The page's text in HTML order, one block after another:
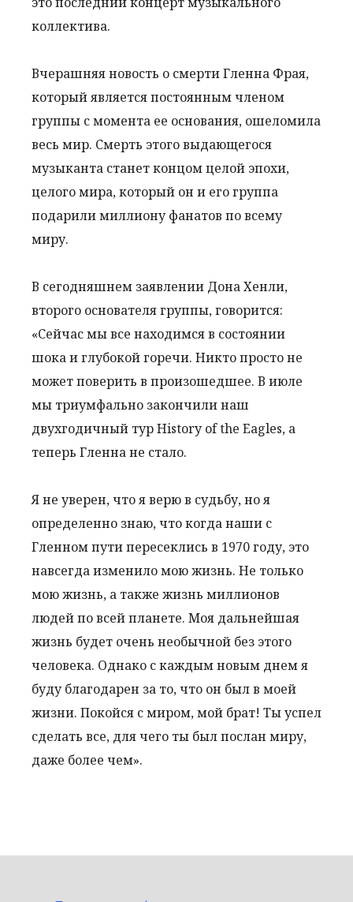
коллектива.
Вчерашняя новость о смерти Гленна Фрая,
который является постоянным членом
группы с момента ее основания, ошеломила
весь мир. Смерть этого выдающегося
музыканта станет концом целой эпохи,
целого мира, который он и его группа
подарили миллиону фанатов по всему
миру.
В сегодняшнем заявлении Дона Хенли,
второго основателя группы, говорится:
«Сейчас мы все находимся в состоянии
шока и глубокой горечи. Никто просто не
может поверить в произошедшее. В июле
мы триумфально закончили наш
двухгодичный тур History of the Eagles, а
теперь Гленна не стало.
Я не уверен, что я верю в судьбу, но я
определенно знаю, что когда наши с
Гленном пути пересеклись в 1970 году, это
навсегда изменило мою жизнь. Не только
мою жизнь, а также жизнь миллионов
людей по всей планете. Моя дальнейшая
жизнь будет очень необычной без этого
человека. Однако с каждым новым днем я
буду благодарен за то, что он был в моей
жизни. Покойся с миром, мой брат! Ты успел
сделать все, для чего ты был послан миру,
даже более чем».